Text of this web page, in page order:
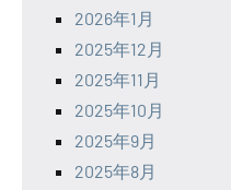
2026年1月
2025年12月
2025年11月
2025年10月
2025年9月
2025年8月